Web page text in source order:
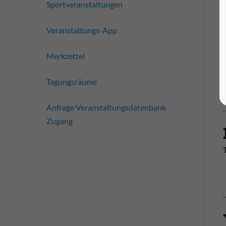
Sportveranstaltungen
Veranstaltungs-App
Merkzettel
Tagungsräume
Anfrage Veranstaltungsdatenbank
Zugang